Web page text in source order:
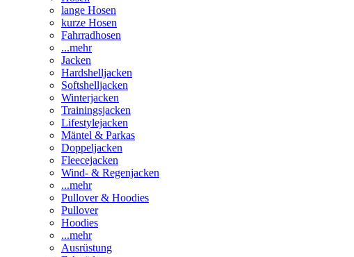
lange Hosen
kurze Hosen
Fahrradhosen
...mehr
Jacken
Hardshelljacken
Softshelljacken
Winterjacken
Trainingsjacken
Lifestylejacken
Mäntel & Parkas
Doppeljacken
Fleecejacken
Wind- & Regenjacken
...mehr
Pullover & Hoodies
Pullover
Hoodies
...mehr
Ausrüstung